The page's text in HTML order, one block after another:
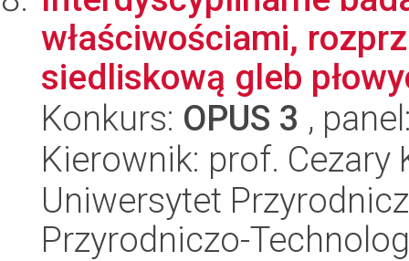
właściwościami,
siedliskową gleb
Konkurs: OPUS 3 ,
Kierownik: prof. Cezary
Uniwersytet
Przyrodniczo-